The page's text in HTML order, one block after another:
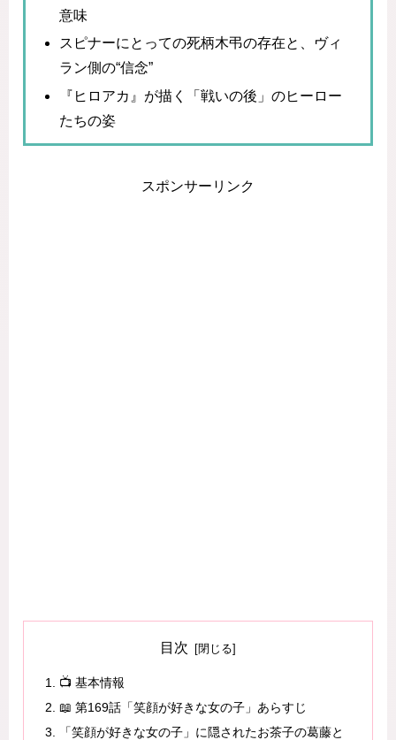
意味
スピナーにとっての死柄木弔の存在と、ヴィ
ラン側の“信念”
『ヒロアカ』が描く「戦いの後」のヒーロー
たちの姿
スポンサーリンク
目次
📺 基本情報
📖 第169話「笑顔が好きな女の子」あらすじ
「笑顔が好きな女の子」に隠されたお茶子の葛藤と